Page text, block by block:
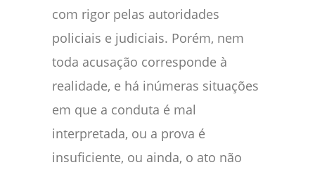
com rigor pelas autoridades
policiais e judiciais. Porém, nem
toda acusação corresponde à
realidade, e há inúmeras situações
em que a conduta é mal
interpretada, ou a prova é
insuficiente, ou ainda, o ato não